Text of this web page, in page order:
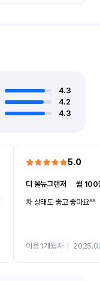
4.3
4.2
4.3
5.0
디 올뉴그랜저 ㅣ월 100
차 상태도 좋고 좋아요^^
이용 1개월차ㅣ